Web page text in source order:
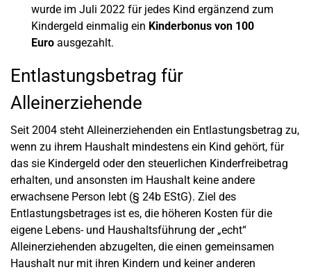
wurde im Juli 2022 für jedes Kind ergänzend zum
Kindergeld einmalig ein Kinderbonus von 100
Euro ausgezahlt.
Entlastungsbetrag für
Alleinerziehende
Seit 2004 steht Alleinerziehenden ein Entlastungsbetrag zu,
wenn zu ihrem Haushalt mindestens ein Kind gehört, für
das sie Kindergeld oder den steuerlichen Kinderfreibetrag
erhalten, und ansonsten im Haushalt keine andere
erwachsene Person lebt (§ 24b EStG). Ziel des
Entlastungsbetrages ist es, die höheren Kosten für die
eigene Lebens- und Haushaltsführung der „echt“
Alleinerziehenden abzugelten, die einen gemeinsamen
Haushalt nur mit ihren Kindern und keiner anderen